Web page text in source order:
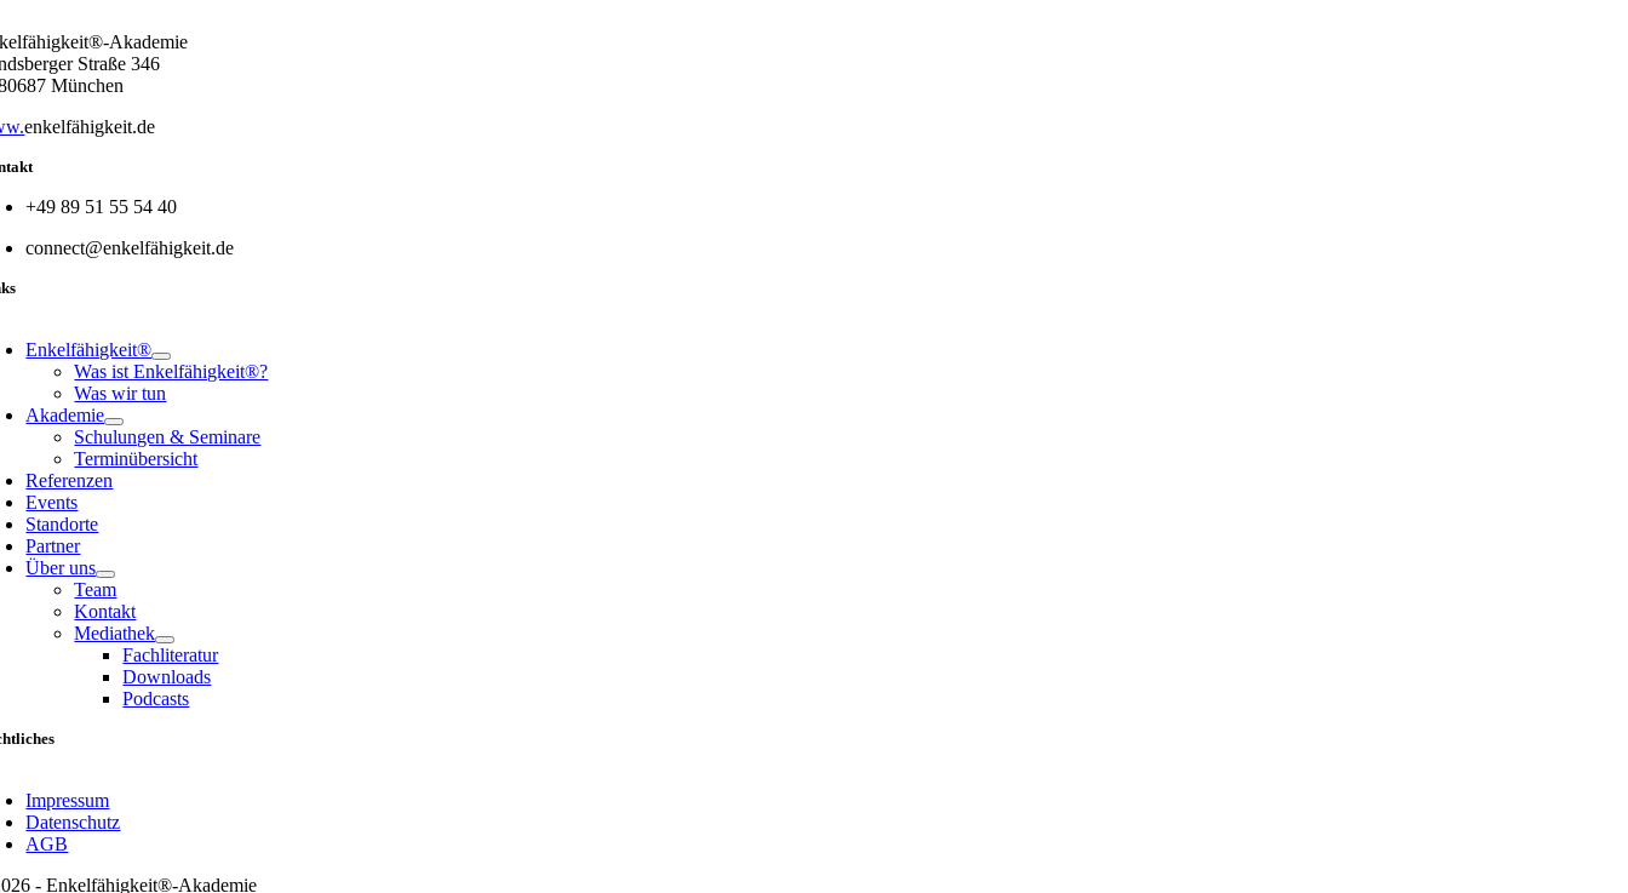
Akademie
Straße 346
München
enkelfähigkeit.de
+49 89 51 55 54 40
connect@enkelfähigkeit.de
Enkelfähigkeit®
Was ist Enkelfähigkeit®?
Was wir tun
Akademie
Schulungen & Seminare
Terminübersicht
Referenzen
Events
Standorte
Partner
Über uns
Team
Kontakt
Mediathek
Fachliteratur
Downloads
Podcasts
Impressum
Datenschutz
AGB
- Enkelfähigkeit®-Akademie